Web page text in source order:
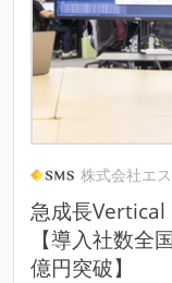
株式会社エ
急成長Vertical
【導入社数
億円突破】